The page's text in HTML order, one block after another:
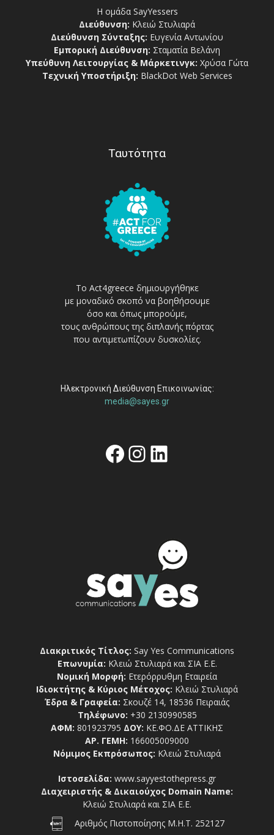
Η ομάδα SayYessers
Διεύθυνση: Κλειώ Στυλιαρά
Διεύθυνση Σύνταξης: Ευγενία Αντωνίου
Εμπορική Διεύθυνση: Σταματία Βελάνη
Υπεύθυνη Λειτουργίας & Μάρκετινγκ: Χρύσα Γώτα
Τεχνική Υποστήριξη: BlackDot Web Services
Ταυτότητα
Το Act4greece δημιουργήθηκε
με μοναδικό σκοπό να βοηθήσουμε
όσο και όπως μπορούμε,
τους ανθρώπους της διπλανής πόρτας
που αντιμετωπίζουν δυσκολίες.
Ηλεκτρονική Διεύθυνση Επικοινωνίας:
media@sayes.gr
Facebook
Instagram
Linkedin
Διακριτικός Τίτλος: Say Yes Communications
Επωνυμία: Κλειώ Στυλιαρά και ΣΙΑ Ε.Ε.
Νομική Μορφή: Ετερόρρυθμη Εταιρεία
Ιδιοκτήτης & Κύριος Μέτοχος: Κλειώ Στυλιαρά
Έδρα & Γραφεία: Σκουζέ 14, 18536 Πειραιάς
Τηλέφωνο: +30 2130990585
ΑΦΜ: 801923795 ΔΟΥ: ΚΕ.ΦΟ.ΔΕ ΑΤΤΙΚΗΣ
ΑΡ. ΓΕΜΗ: 166005009000
Νόμιμος Εκπρόσωπος: Κλειώ Στυλιαρά
Ιστοσελίδα: www.sayyestothepress.gr
Διαχειριστής & Δικαιούχος Domain Name:
Κλειώ Στυλιαρά και ΣΙΑ Ε.Ε.
Αριθμός Πιστοποίησης Μ.Η.Τ. 252127